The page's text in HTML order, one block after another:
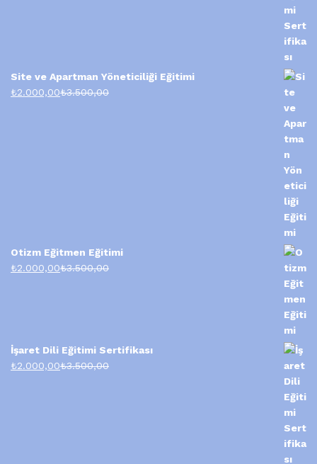
Site ve Apartman Yöneticiliği Eğitimi
₺2.000,00₺3.500,00
Otizm Eğitmen Eğitimi
₺2.000,00₺3.500,00
İşaret Dili Eğitimi Sertifikası
₺2.000,00₺3.500,00